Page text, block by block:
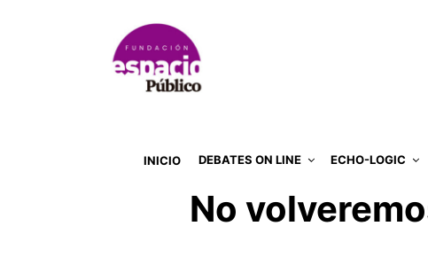
INICIO DEBATES ON LINE ECHO-LOGIC
No